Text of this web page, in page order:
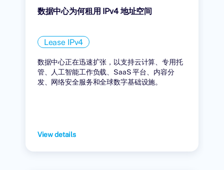
数据中心为何租用 IPv4 地址空间
Lease IPv4
数据中心正在迅速扩张，以支持云计算、专用托
管、人工智能工作负载、SaaS 平台、内容分
发、网络安全服务和全球数字基础设施。
View details